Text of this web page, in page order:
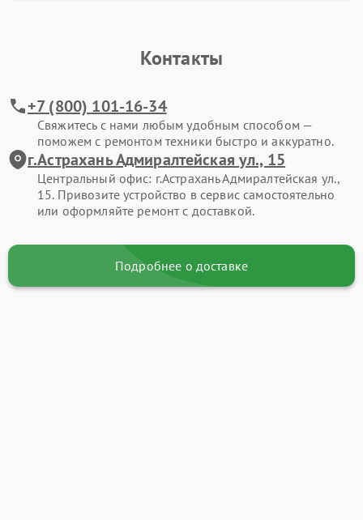
Контакты
+7 (800) 101-16-34
Свяжитесь с нами любым удобным способом —
поможем с ремонтом техники быстро и аккуратно.
г.Астрахань Адмиралтейская ул., 15
Центральный офис: г.Астрахань Адмиралтейская ул.,
15. Привозите устройство в сервис самостоятельно
или оформляйте ремонт с доставкой.
Подробнее о доставке